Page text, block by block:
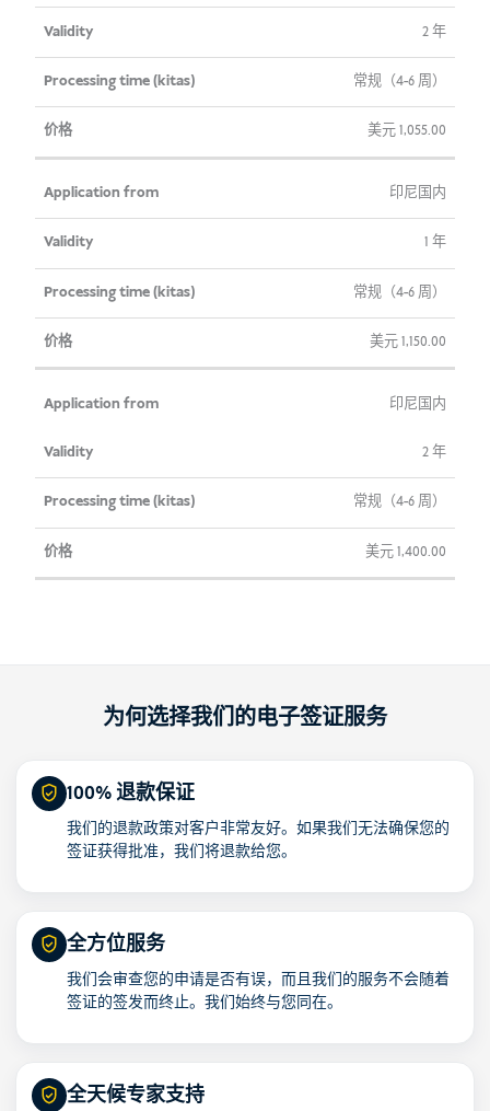
2 年
常规（4-6 周）
美元1,055.00
印尼国内
1 年
常规（4-6 周）
美元1,150.00
印尼国内
2 年
常规（4-6 周）
美元1,400.00
为何选择我们的电子签证服务
100% 退款保证
我们的退款政策对客户非常友好。如果我们无法确保您的
签证获得批准，我们将退款给您。
全方位服务
我们会审查您的申请是否有误，而且我们的服务不会随着
签证的签发而终止。我们始终与您同在。
全天候专家支持